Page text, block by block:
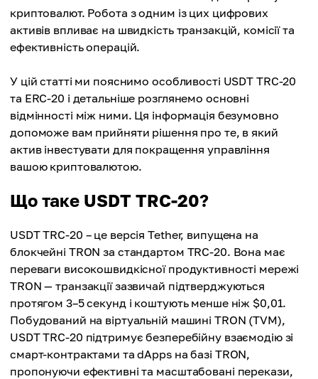
криптовалют. Робота з одним із цих цифрових
активів впливає на швидкість транзакцій, комісії та
ефективність операцій.
У цій статті ми пояснимо особливості USDT TRC-20
та ERC-20 і детальніше розглянемо основні
відмінності між ними. Ця інформація безумовно
допоможе вам прийняти рішення про те, в який
актив інвестувати для покращення управління
вашою криптовалютою.
Що таке USDT TRC-20?
USDT TRC-20 – це версія Tether, випущена на
блокчейні TRON за стандартом TRC-20. Вона має
переваги високошвидкісної продуктивності мережі
TRON — транзакції зазвичай підтверджуються
протягом 3–5 секунд і коштують менше ніж $0,01.
Побудований на віртуальній машині TRON (TVM),
USDT TRC-20 підтримує безперебійну взаємодію зі
смарт-контрактами та dApps на базі TRON,
пропонуючи ефективні та масштабовані перекази,